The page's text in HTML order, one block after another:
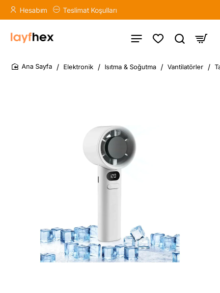
Hesabım Teslimat Koşulları
Elektronik Isıtma & Soğutma Vantilatörler